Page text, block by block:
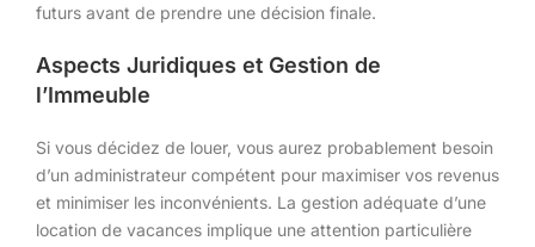
futurs avant de prendre une décision finale.
Aspects Juridiques et Gestion de
l’Immeuble
Si vous décidez de louer, vous aurez probablement besoin
d’un administrateur compétent pour maximiser vos revenus
et minimiser les inconvénients. La gestion adéquate d’une
location de vacances implique une attention particulière